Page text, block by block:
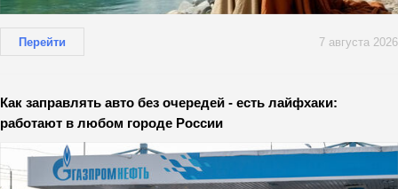
Перейти 7 августа 2026
Как заправлять авто без очередей - есть лайфхаки:
работают в любом городе России